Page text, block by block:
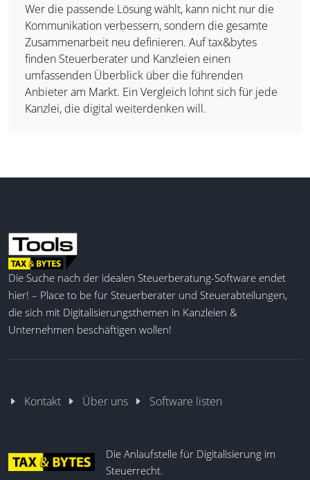
Wer die passende Lösung wählt, kann nicht nur die
Kommunikation verbessern, sondern die gesamte
Zusammenarbeit neu definieren. Auf tax&bytes
finden Steuerberater und Kanzleien einen
umfassenden Überblick über die führenden
Anbieter am Markt. Ein Vergleich lohnt sich für jede
Kanzlei, die digital weiterdenken will.
Die Suche nach der idealen Steuerberatung-Software endet
hier! – Place to be für Steuerberater und Steuerabteilungen,
die sich mit Digitalisierungsthemen in Kanzleien &
Unternehmen beschäftigen wollen!
Kontakt Über uns Software listen
Die Anlaufstelle für Digitalisierung im
Steuerrecht.